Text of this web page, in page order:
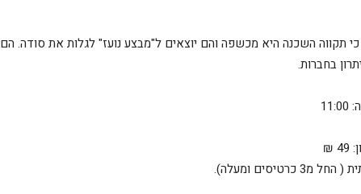
תקווה השכנה היא מכשפה והם יוצאים ל"מבצע נועז" לגלות את סודה. הם
בחברות.
ומעלה).